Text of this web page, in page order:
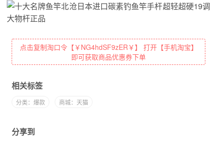
点击复制淘口令【￥NG4hdSF9zER￥】 打开【手机淘宝】
即可获取商品优惠券下单
相关标签
分类：爆款 商城：天猫
分享到